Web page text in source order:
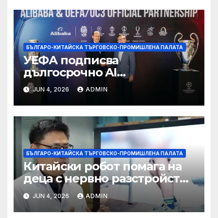
БЪЛГАРО-КИТАЙСКА ТЪРГОВСКО-ПРОМИШЛЕНА ПАЛАТА
УЕФА подписва
дългосрочно AI
партньорство с Alibaba
JUN 4, 2026 ADMIN
БЪЛГАРО-КИТАЙСКА ТЪРГОВСКО-ПРОМИШЛЕНА ПАЛАТА
Китайски робот помага на
деца с нервно разстройство
да се изправят за първи път
JUN 4, 2026 ADMIN